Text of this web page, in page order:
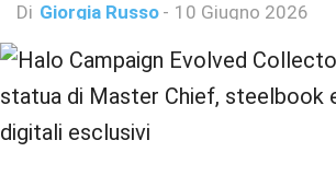
Di Giorgia Russo - 10 Giugno 2026